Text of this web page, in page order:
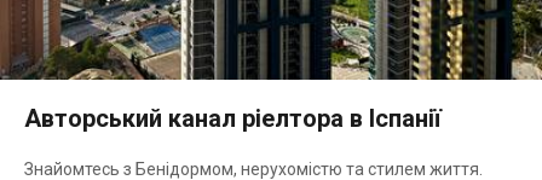
Авторський канал ріелтора в Іспанії
Знайомтесь з Бенідормом, нерухомістю та стилем життя.